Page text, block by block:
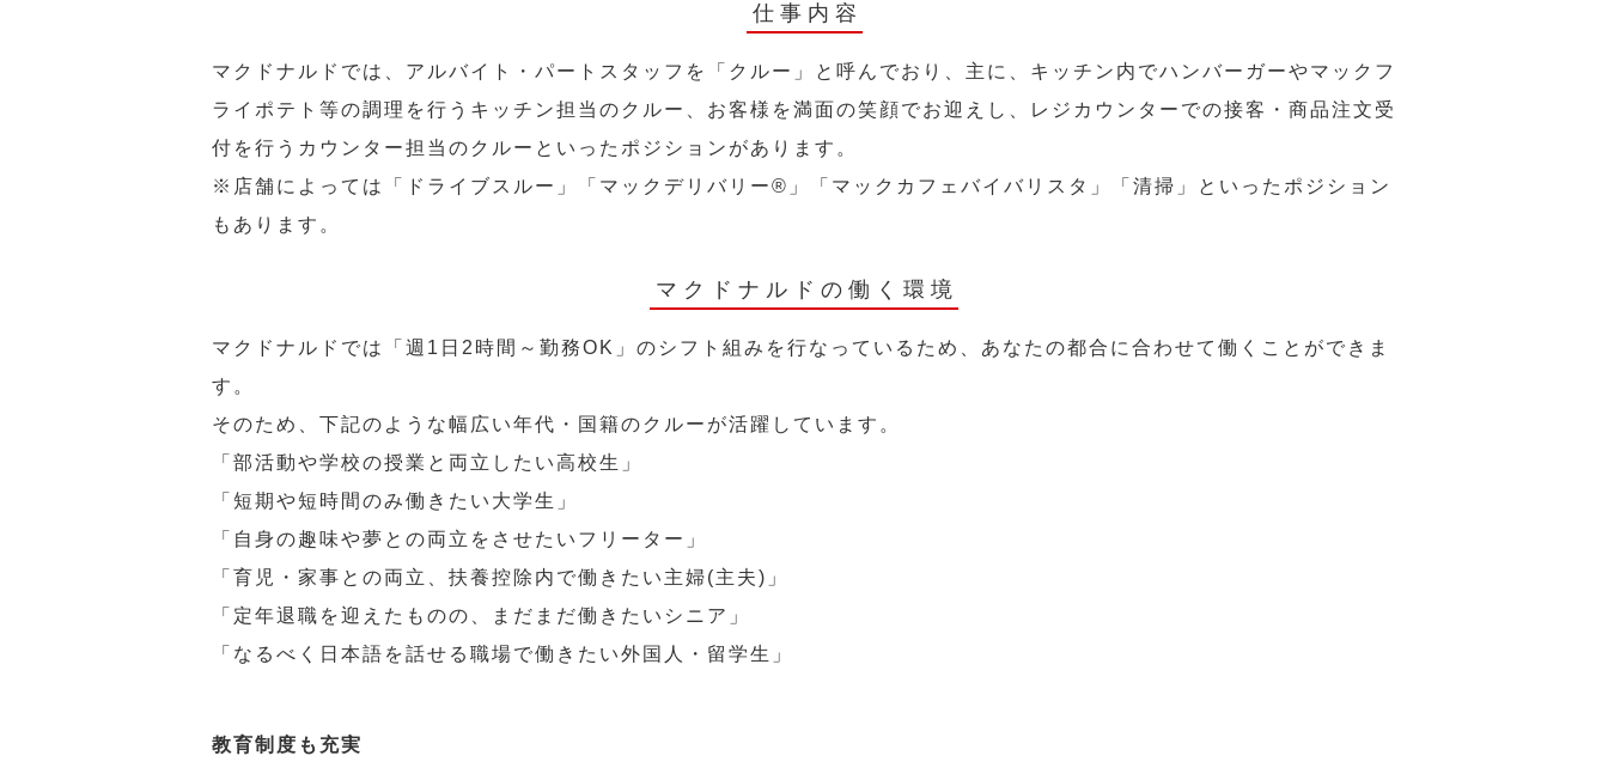
仕事内容
マクドナルドでは、アルバイト・パートスタッフを「クルー」と呼んでおり、主に、キッチン内でハンバーガーやマックフ
ライポテト等の調理を行うキッチン担当のクルー、お客様を満面の笑顔でお迎えし、レジカウンターでの接客・商品注文受
付を行うカウンター担当のクルーといったポジションがあります。
※店舗によっては「ドライブスルー」「マックデリバリー®︎」「マックカフェバイバリスタ」「清掃」といったポジション
もあります。
マクドナルドの働く環境
マクドナルドでは「週1日2時間～勤務OK」のシフト組みを行なっているため、あなたの都合に合わせて働くことができま
す。
そのため、下記のような幅広い年代・国籍のクルーが活躍しています。
「部活動や学校の授業と両立したい高校生」
「短期や短時間のみ働きたい大学生」
「自身の趣味や夢との両立をさせたいフリーター」
「育児・家事との両立、扶養控除内で働きたい主婦(主夫)」
「定年退職を迎えたものの、まだまだ働きたいシニア」
「なるべく日本語を話せる職場で働きたい外国人・留学生」
教育制度も充実